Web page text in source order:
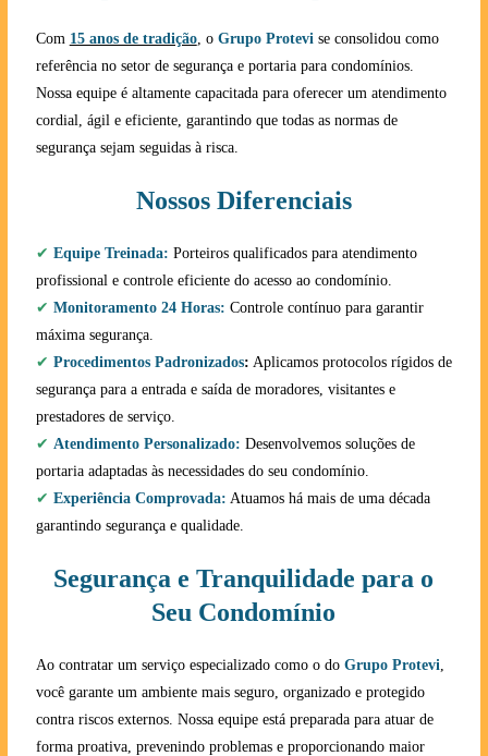
Com 15 anos de tradição, o Grupo Protevise consolidou como
referência no setor de segurança e portaria para condomínios.
Nossa equipe é altamente capacitada para oferecer um atendimento
cordial, ágil e eficiente, garantindo que todas as normas de
segurança sejam seguidas à risca.
Nossos Diferenciais
✔ Equipe Treinada: Porteiros qualificados para atendimento
profissional e controle eficiente do acesso ao condomínio.
✔ Monitoramento 24 Horas: Controle contínuo para garantir
máxima segurança.
✔ Procedimentos Padronizados: Aplicamos protocolos rígidos de
segurança para a entrada e saída de moradores, visitantes e
prestadores de serviço.
✔ Atendimento Personalizado: Desenvolvemos soluções de
portaria adaptadas às necessidades do seu condomínio.
✔ Experiência Comprovada: Atuamos há mais de uma década
garantindo segurança e qualidade.
Segurança e Tranquilidade para o
Seu Condomínio
Ao contratar um serviço especializado como o do Grupo Protevi,
você garante um ambiente mais seguro, organizado e protegido
contra riscos externos. Nossa equipe está preparada para atuar de
forma proativa, prevenindo problemas e proporcionando maior